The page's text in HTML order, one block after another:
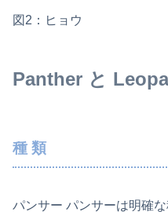
図2：ヒョウ
Panther と
種 類
パンサー パンサーは明確